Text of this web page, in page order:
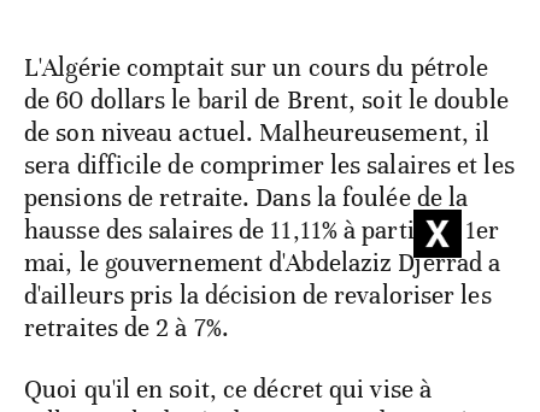
L'Algérie comptait sur un cours du pétrole
de 60 dollars le baril de Brent, soit le double
de son niveau actuel. Malheureusement, il
sera difficile de comprimer les salaires et les
pensions de retraite. Dans la foulée de la
hausse des salaires de 11,11% à partir du 1er
mai, le gouvernement d'Abdelaziz Djerrad a
d'ailleurs pris la décision de revaloriser les
retraites de 2 à 7%.
Quoi qu'il en soit, ce décret qui vise à